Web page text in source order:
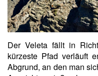
Der Veleta fällt in
kürzeste Pfad verläuft
Abgrund, an den man